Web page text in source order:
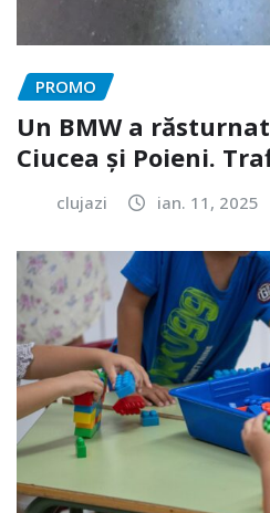
PROMO
Un BMW a
Ciucea și Poieni.
clujazi ian. 11, 2025